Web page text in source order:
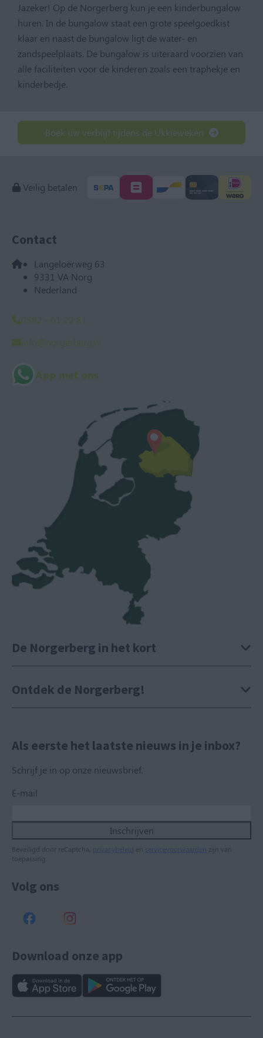
Jazeker! Op de Norgerberg kun je een kinderbungalow
huren. In de bungalow staat een grote speelgoedkist
klaar en naast de bungalow ligt de water- en
zandspeelplaats. De bungalow is uiteraard voorzien van
alle faciliteiten voor de kinderen zoals een traphekje en
kinderbedje.
Boek uw verblijf tijdens de Ukkieweken
Veilig betalen
Contact
Langeloërweg 63
9331 VA Norg
Nederland
0592 - 61 22 81
info@norgerberg.nl
App met ons
De Norgerberg in het kort
Ontdek de Norgerberg!
Als eerste het laatste nieuws in je inbox?
Schrijf je in op onze nieuwsbrief.
E-mail
Inschrijven
Beveiligd door reCaptcha, privacybeleid en servicevoorwaarden zijn van
toepassing.
Volg ons
Download onze app